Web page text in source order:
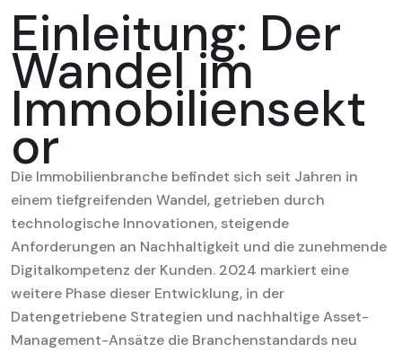
Einleitung: Der
Wandel im
Immobiliensekt
or
Die Immobilienbranche befindet sich seit Jahren in
einem tiefgreifenden Wandel, getrieben durch
technologische Innovationen, steigende
Anforderungen an Nachhaltigkeit und die zunehmende
Digitalkompetenz der Kunden. 2024 markiert eine
weitere Phase dieser Entwicklung, in der
Datengetriebene Strategien und nachhaltige Asset-
Management-Ansätze die Branchenstandards neu